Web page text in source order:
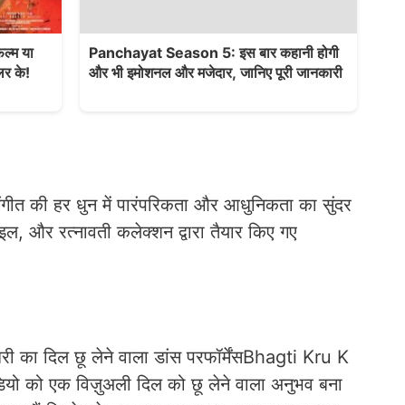
या
के!
Panchayat Season 5: इस बार कहानी होगी
और भी इमोशनल और मजेदार, जानिए पूरी जानकारी
की हर धुन में पारंपरिकता और आधुनिकता का सुंदर
और रत्नावती कलेक्शन द्वारा तैयार किए गए
Bhagti Kru K
को एक विज़ुअली दिल को छू लेने वाला अनुभव बना